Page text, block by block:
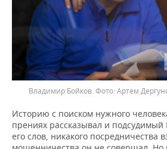
Владимир Бойков. Артем
Историю с поиском нужного
прениях рассказывал и
его слов, никакого посредничества